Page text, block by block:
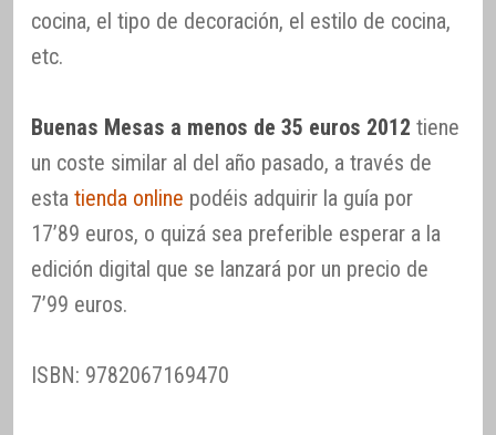
cocina, el tipo de decoración, el estilo de cocina,
etc.
Buenas Mesas a menos de 35 euros 2012 tiene
un coste similar al del año pasado, a través de
esta tienda online podéis adquirir la guía por
17’89 euros, o quizá sea preferible esperar a la
edición digital que se lanzará por un precio de
7’99 euros.
ISBN: 9782067169470